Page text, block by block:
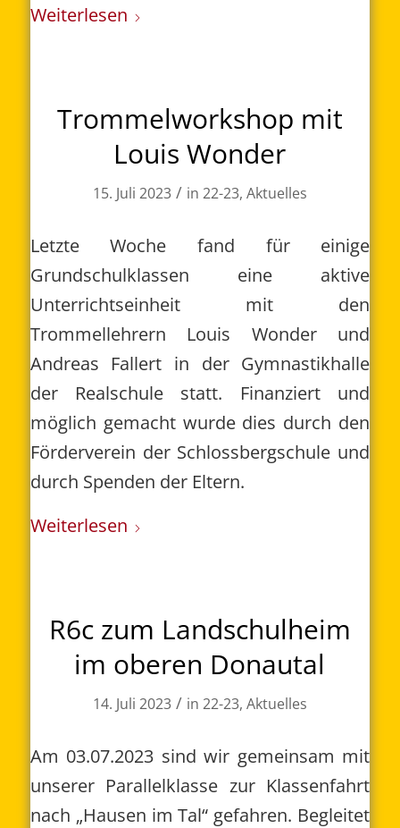
Weiterlesen
Trommelworkshop mit
Louis Wonder
15. Juli 2023 / in 22-23, Aktuelles
Letzte Woche fand für einige
Grundschulklassen eine aktive
Unterrichtseinheit mit den
Trommellehrern Louis Wonder und
Andreas Fallert in der Gymnastikhalle
der Realschule statt. Finanziert und
möglich gemacht wurde dies durch den
Förderverein der Schlossbergschule und
durch Spenden der Eltern.
Weiterlesen
R6c zum Landschulheim
im oberen Donautal
14. Juli 2023 / in 22-23, Aktuelles
Am 03.07.2023 sind wir gemeinsam mit
unserer Parallelklasse zur Klassenfahrt
nach „Hausen im Tal“ gefahren. Begleitet